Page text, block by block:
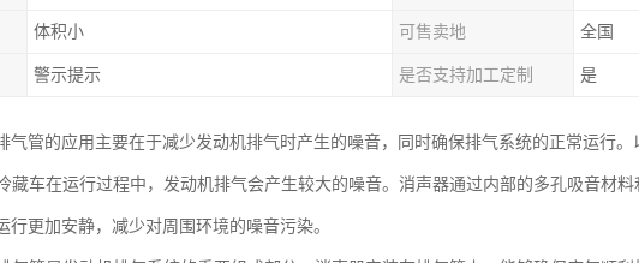
体积小 可售卖地 全国
警示提示 是否支持加工定制 是
气管的应用主要在于减少发动机排气时产生的噪音，同时确保排气系统的正常运行。
藏车在运行过程中，发动机排气会产生较大的噪音。消声器通过内部的多孔吸音材
行更加安静，减少对周围环境的噪音污染。